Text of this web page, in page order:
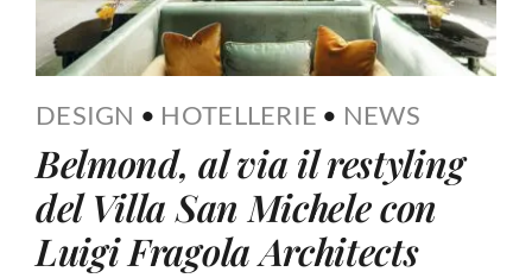
DESIGN • HOTELLERIE • NEWS
Belmond, al via il restyling
del Villa San Michele con
Luigi Fragola Architects